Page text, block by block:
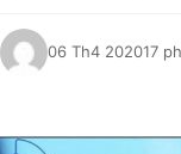
06 Th4 202017